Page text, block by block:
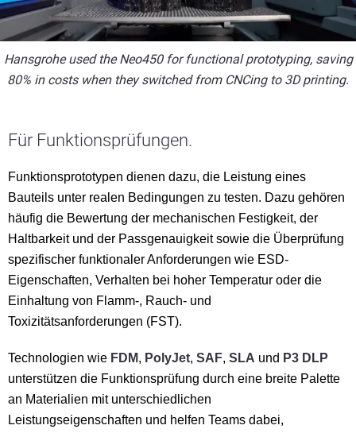
Hansgrohe used the Neo450 for functional prototyping, saving
80% in costs when they switched from CNCing to 3D printing.
Für Funktionsprüfungen.
Funktionsprototypen dienen dazu, die Leistung eines
Bauteils unter realen Bedingungen zu testen. Dazu gehören
häufig die Bewertung der mechanischen Festigkeit, der
Haltbarkeit und der Passgenauigkeit sowie die Überprüfung
spezifischer funktionaler Anforderungen wie ESD-
Eigenschaften, Verhalten bei hoher Temperatur oder die
Einhaltung von Flamm-, Rauch- und
Toxizitätsanforderungen (FST).
Technologien wie FDM, PolyJet, SAF, SLA und P3 DLP
unterstützen die Funktionsprüfung durch eine breite Palette
an Materialien mit unterschiedlichen
Leistungseigenschaften und helfen Teams dabei,